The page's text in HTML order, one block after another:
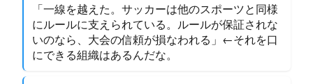
「一線を越えた。サッカーは他のスポーツと同様
にルールに支えられている。ルールが保証されな
いのなら、大会の信頼が損なわれる」←それを口
にできる組織はあるんだな。